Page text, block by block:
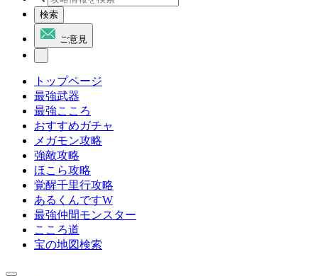
検索
ご意見
トップページ
最強武器
最強こころ
おすすめガチャ
メガモン攻略
強敵攻略
ほこら攻略
覚醒千里行攻略
あるくんですW
最強仲間モンスター
こころ道
宝の地図検索